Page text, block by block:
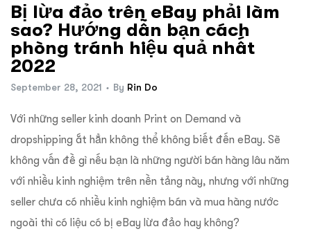
Bị lừa đảo trên eBay phải làm
sao? Hướng dẫn bạn cách
phòng tránh hiệu quả nhất
2022
September 28, 2021 By Rin Do
Với những seller kinh doanh Print on Demand và
dropshipping ắt hẳn không thể không biết đến eBay. Sẽ
không vấn đề gì nếu bạn là những người bán hàng lâu năm
với nhiều kinh nghiệm trên nền tảng này, nhưng với những
seller chưa có nhiều kinh nghiệm bán và mua hàng nước
ngoài thì có liệu có bị eBay lừa đảo hay không?